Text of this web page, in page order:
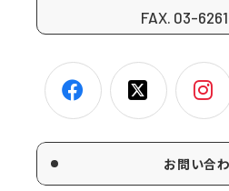
FAX. 03-
お問い合